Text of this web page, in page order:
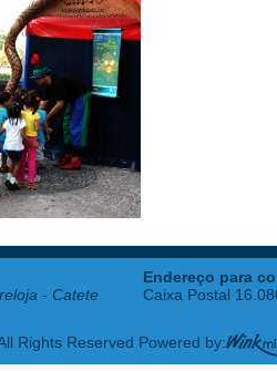
- Catete
Endereço para
Caixa Postal
Rights Reserved Powered by: